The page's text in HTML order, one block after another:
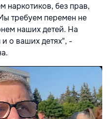
наркотиков, без прав,
требуем перемен не
наших детей. На
о ваших детях", -